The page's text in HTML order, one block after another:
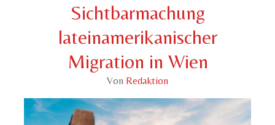
Sichtbarmachung
lateinamerikanischer
Migration in Wien
Von Redaktion